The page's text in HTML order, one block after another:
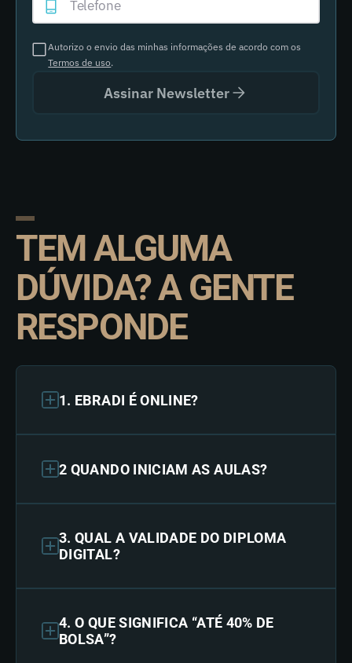
Autorizo o envio das minhas informações de acordo com os
Termos de uso.
Assinar Newsletter
TEM ALGUMA
DÚVIDA? A GENTE
RESPONDE
1. EBRADI É ONLINE?
2 QUANDO INICIAM AS AULAS?
3. QUAL A VALIDADE DO DIPLOMA
DIGITAL?
4. O QUE SIGNIFICA “ATÉ 40% DE
BOLSA”?